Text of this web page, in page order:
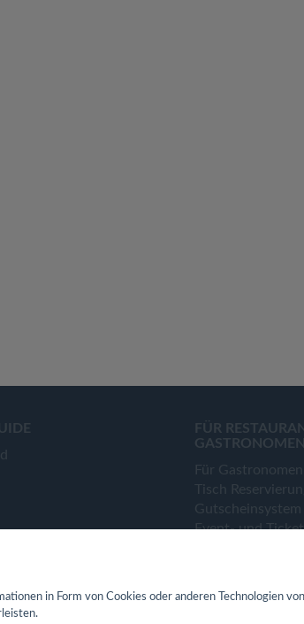
FÜR
GASTRONOMEN
Für Gastronomen
Tisch
Event- und
Webseiten für
in Form von Cookies oder anderen Technologien